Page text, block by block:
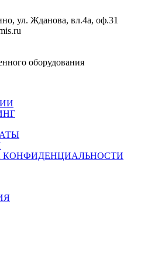
ул. Жданова, вл.4а, оф.31
оборудования
КОНФИДЕНЦИАЛЬНОСТИ